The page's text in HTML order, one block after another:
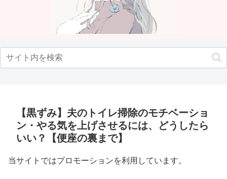
【黒ずみ】夫のトイレ掃除のモチベーショ
ン・やる気を上げさせるには、どうしたら
いい？【便座の裏まで】
当サイトではプロモーションを利用しています。